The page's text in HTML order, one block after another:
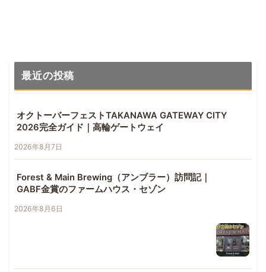
最近の投稿
オクトーバーフェストTAKANAWA GATEWAY CITY
2026完全ガイド｜高輪ゲートウェイ
2026年8月7日
Forest & Main Brewing（アンブラー）訪問記｜
GABF金賞のファームハウス・セゾン
2026年8月6日